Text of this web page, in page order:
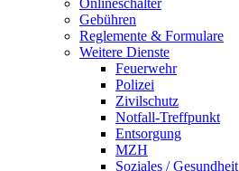
Onlineschalter
Gebühren
Reglemente & Formulare
Weitere Dienste
Feuerwehr
Polizei
Zivilschutz
Notfall-Treffpunkt
Entsorgung
MZH
Soziales / Gesundheit